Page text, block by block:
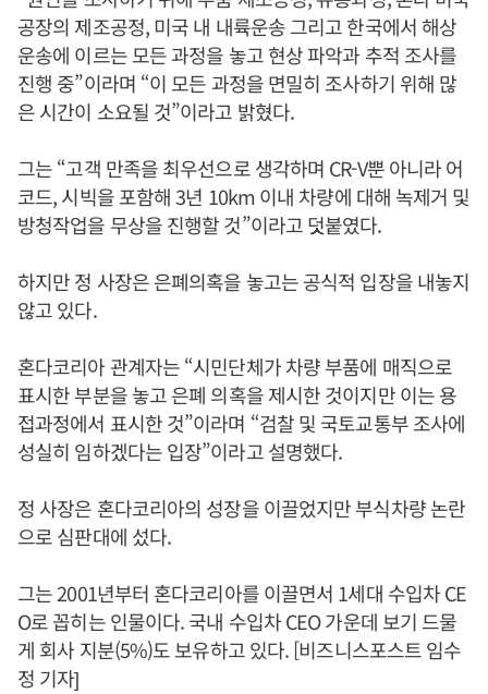
공장의 제조공정, 미국 내 내륙운송 그리고 한국에서 해상
운송에 이르는 모든 과정을 놓고 현상 파악과 추적 조사를
진행 중”이라며 “이 모든 과정을 면밀히 조사하기 위해 많
은 시간이 소요될 것”이라고 밝혔다.
그는 “고객 만족을 최우선으로 생각하며 CR-V뿐 아니라 어
코드, 시빅을 포함해 3년 10km 이내 차량에 대해 녹제거 및
방청작업을 무상을 진행할 것”이라고 덧붙였다.
하지만 정 사장은 은폐의혹을 놓고는 공식적 입장을 내놓지
않고 있다.
혼다코리아 관계자는 “시민단체가 차량 부품에 매직으로
표시한 부분을 놓고 은폐 의혹을 제시한 것이지만 이는 용
접과정에서 표시한 것”이라며 “검찰 및 국토교통부 조사에
성실히 임하겠다는 입장”이라고 설명했다.
정 사장은 혼다코리아의 성장을 이끌었지만 부식차량 논란
으로 심판대에 섰다.
그는 2001년부터 혼다코리아를 이끌면서 1세대 수입차 CE
O로 꼽히는 인물이다. 국내 수입차 CEO 가운데 보기 드물
게 회사 지분(5%)도 보유하고 있다. [비즈니스포스트 임수
정 기자]